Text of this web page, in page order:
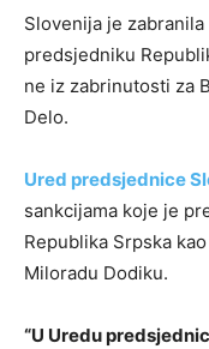
Slovenija je
predsjedniku
ne iz zabrinutosti za
Delo.
Ured predsjednice
sankcijama koje je
Republika Srpska
Miloradu Dodiku.
“U Uredu